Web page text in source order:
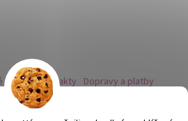
začalo Kontakty Dopravy a platby
Naše nabídka náušnic
Instagram - sledujte nás